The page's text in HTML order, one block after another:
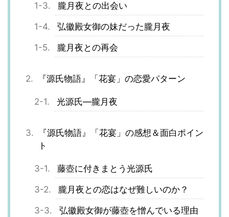
朧月夜との出会い
弘徽殿女御の妹だった朧月夜
朧月夜との再会
『源氏物語』「花宴」の恋愛パターン
光源氏―朧月夜
『源氏物語』「花宴」の感想＆面白ポイン
ト
藤壺に付きまとう光源氏
朧月夜との恋はなぜ難しいのか？
弘徽殿女御が藤壺を憎んでいる理由